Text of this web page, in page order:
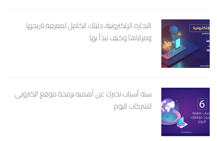
التجارة الإلكترونية، دليلك الكامل لمعرفة تاريخها
ومزاياها وكيف تبدأ بها
ستة أسباب تخبرك عن أهمية برمجة موقع الكتروني
للشركات اليوم